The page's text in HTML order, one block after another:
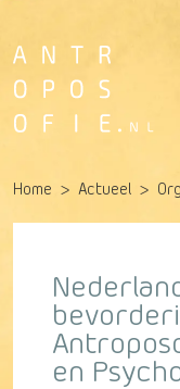
Home Actueel
en